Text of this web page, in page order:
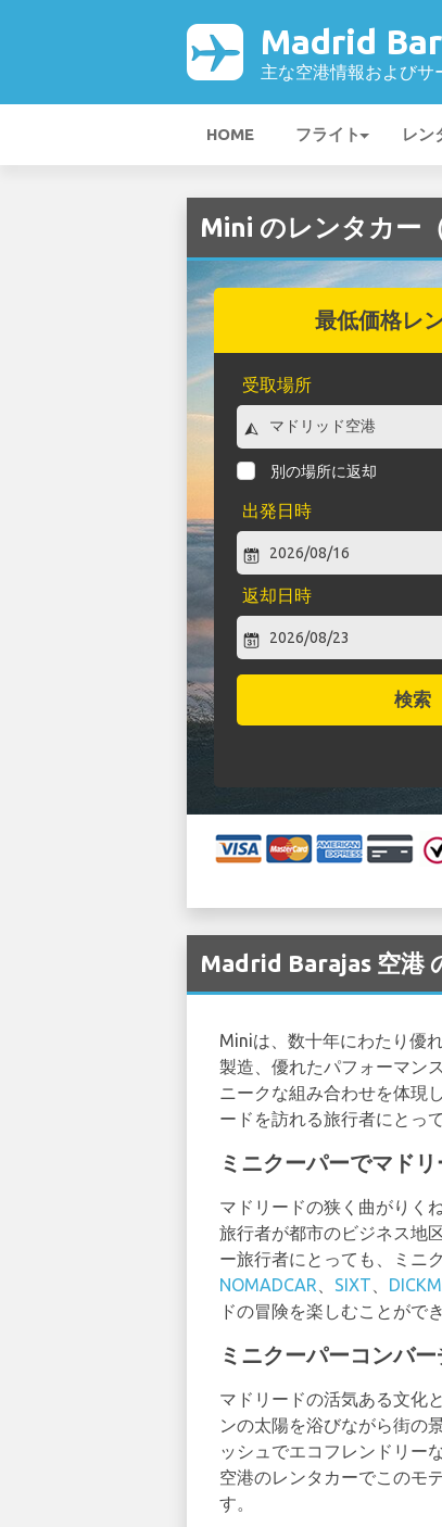
Madrid
主な空港情報およびサ
HOME フライト レン
Mini のレンタカー
最低価格レ
受取場所
別の場所に返却
出発日時
返却日時
検索
Madrid Barajas 空港
Miniは、数十年にわたり優
製造、優れたパフォーマン
ニークな組み合わせを体現
ードを訪れる旅行者にとっ
ミニクーパーでマド
マドリードの狭く曲がりく
旅行者が都市のビジネス地
ー旅行者にとっても、ミニ
NOMADCAR
SIXT
ドの冒険を楽しむことがで
ミニクーパーコンバ
マドリードの活気ある文化
ンの太陽を浴びながら街の
ッシュでエコフレンドリー
空港のレンタカーでこのモ
す。